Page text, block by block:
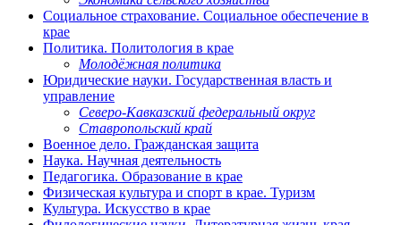
Социальное страхование. Социальное обеспечение в
крае
Политика. Политология в крае
Молодёжная политика
Юридические науки. Государственная власть и
управление
Северо-Кавказский федеральный округ
Ставропольский край
Военное дело. Гражданская защита
Наука. Научная деятельность
Педагогика. Образование в крае
Физическая культура и спорт в крае. Туризм
Культура. Искусство в крае